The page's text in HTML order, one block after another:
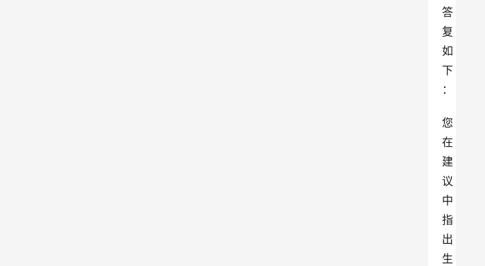
答
复
如
下
：
您
在
建
议
中
指
出
生